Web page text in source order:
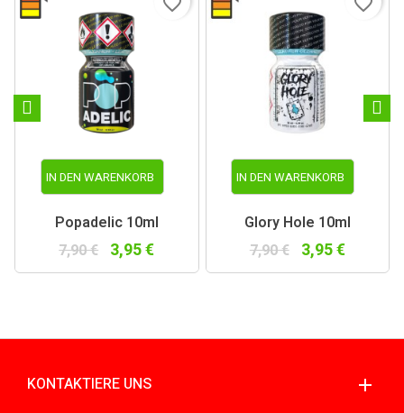
IN DEN WARENKORB
Popadelic 10ml
7,90 € 3,95 €
IN DEN WARENKORB
Glory Hole 10ml
7,90 € 3,95 €
KONTAKTIERE UNS